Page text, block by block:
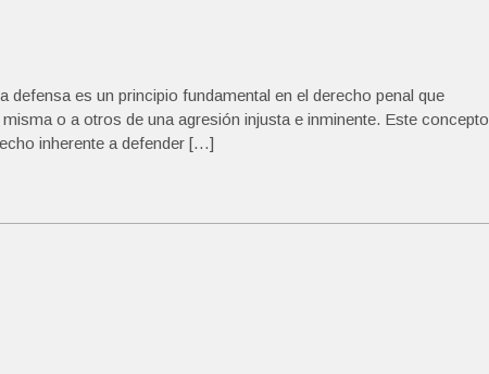
es un principio fundamental en el derecho penal que
o a otros de una agresión injusta e inminente. Este concepto
inherente a defender […]